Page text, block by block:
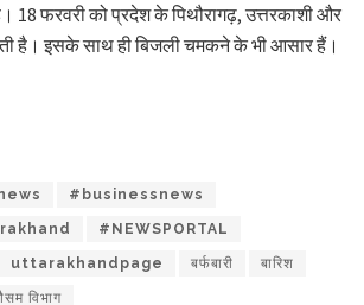
18 फरवरी को प्रदेश के पिथौरागढ़, उत्तरकाशी और
है। इसके साथ ही बिजली चमकने के भी आसार हैं।
#businessnews
#NEWSPORTAL
uttarakhandpage बर्फबारी बारिश
विभाग